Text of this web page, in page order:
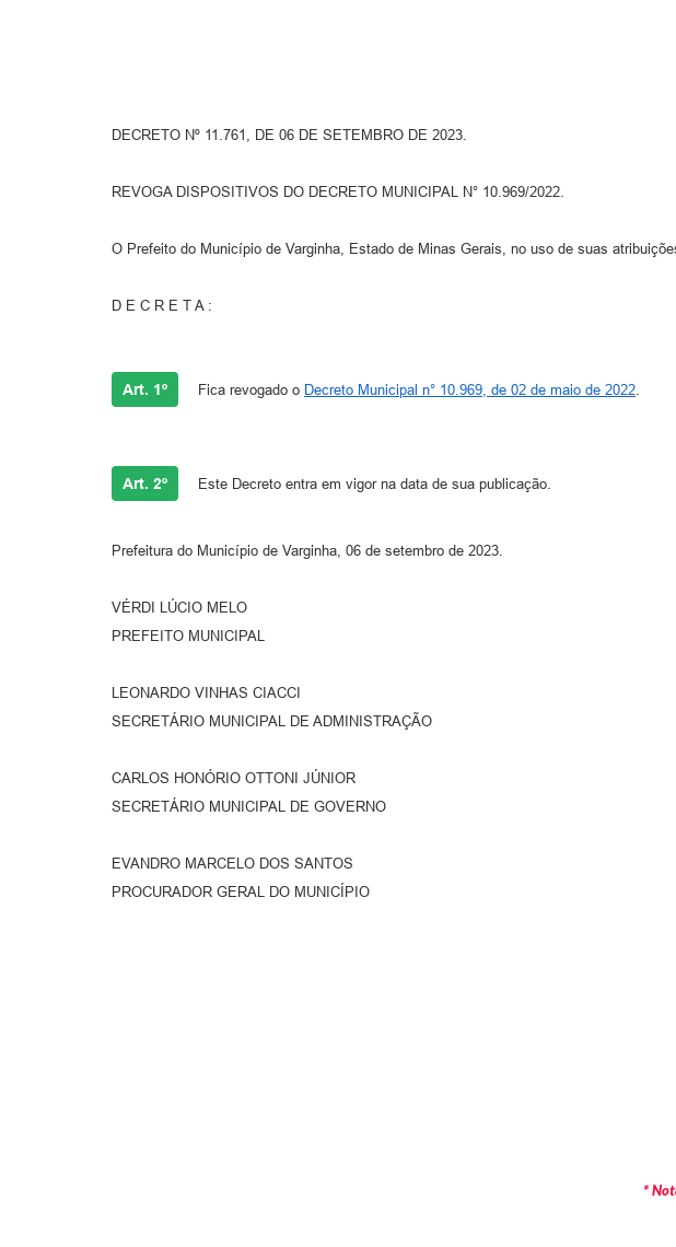
DECRETO Nº 11.761, DE 06 DE SETEMBRO DE 2023.
REVOGA DISPOSITIVOS DO DECRETO MUNICIPAL N° 10.969/2022.
O Prefeito do Município de Varginha, Estado de Minas Gerais, no uso de suas
D E C R E T A :
Art. 1º Fica revogado o Decreto Municipal n° 10.969, de 02 de maio de 2022
Art. 2º Este Decreto entra em vigor na data de sua publicação.
Prefeitura do Município de Varginha, 06 de setembro de 2023.
VÉRDI LÚCIO MELO
PREFEITO MUNICIPAL
LEONARDO VINHAS CIACCI
SECRETÁRIO MUNICIPAL DE ADMINISTRAÇÃO
CARLOS HONÓRIO OTTONI JÚNIOR
SECRETÁRIO MUNICIPAL DE GOVERNO
EVANDRO MARCELO DOS SANTOS
PROCURADOR GERAL DO MUNICÍPIO
*